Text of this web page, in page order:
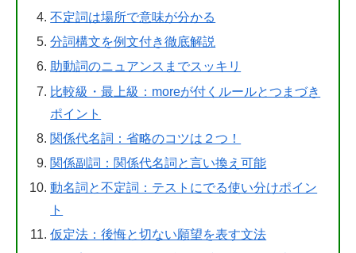
不定詞は場所で意味が分かる
分詞構文を例文付き徹底解説
助動詞のニュアンスまでスッキリ
比較級・最上級：moreが付くルールとつまづき
ポイント
関係代名詞：省略のコツは２つ！
関係副詞：関係代名詞と言い換え可能
動名詞と不定詞：テストにでる使い分けポイン
ト
仮定法：後悔と切ない願望を表す文法